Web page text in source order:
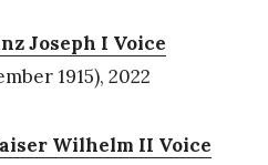
Joseph I Voice
1915), 2022
Wilhelm II Voice